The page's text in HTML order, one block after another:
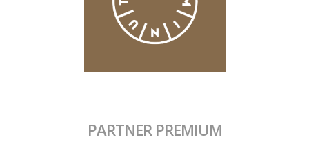
PARTNER PREMIUM